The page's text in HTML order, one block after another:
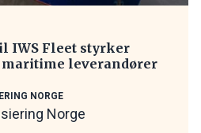
IWS Fleet styrker
leverandører
NORGE
Norge